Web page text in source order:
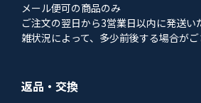
メール便可の商品のみ
ご注文の翌日から3営業日以内に発送い
雑状況によって、多少前後する場合がご
返品・交換